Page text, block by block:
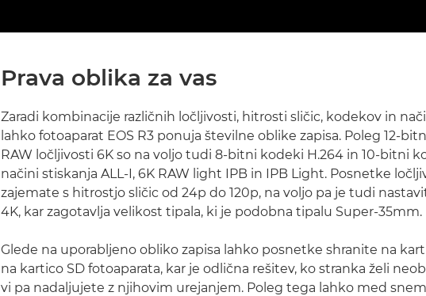
Prava oblika za vas
Zaradi kombinacije različnih ločljivosti, hitrosti sličic, kodekov in
lahko fotoaparat EOS R3 ponuja številne oblike zapisa. Poleg 12-
RAW ločljivosti 6K so na voljo tudi 8-bitni kodeki H.264 in 10-bitni
načini stiskanja ALL-I, 6K RAW light IPB in IPB Light. Posnetke
zajemate s hitrostjo sličic od 24p do 120p, na voljo pa je tudi
4K, kar zagotavlja velikost tipala, ki je podobna tipalu Super-35mm.
Glede na uporabljeno obliko zapisa lahko posnetke shranite na
na kartico SD fotoaparata, kar je odlična rešitev, ko stranka želi
vi pa nadaljujete z njihovim urejanjem. Poleg tega lahko med